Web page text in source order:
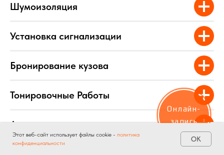
Этот веб-сайт использует файлы cookie - политика
конфиденциальности
ОК
Шумоизоляция
Установка сигнализации
Бронирование кузова
Тонировочные Работы
Автосвет
Главная
Онлайн-
запись